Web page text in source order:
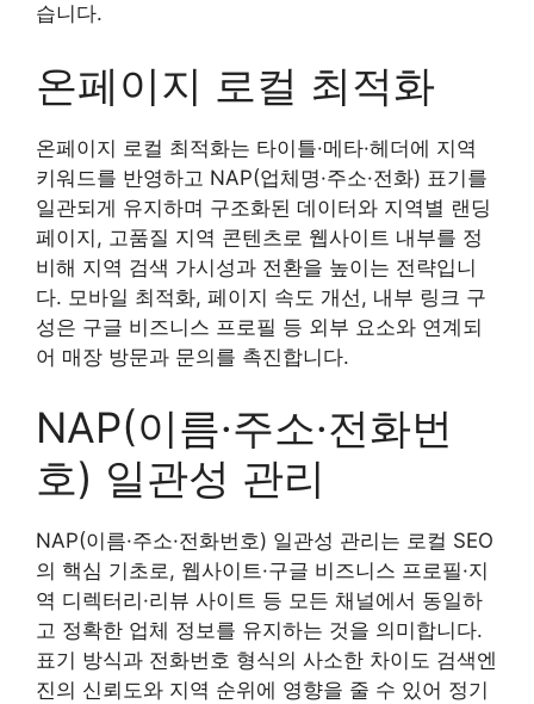
습니다.
온페이지 로컬 최적화
온페이지 로컬 최적화는 타이틀·메타·헤더에 지역
키워드를 반영하고 NAP(업체명·주소·전화) 표기를
일관되게 유지하며 구조화된 데이터와 지역별 랜딩
페이지, 고품질 지역 콘텐츠로 웹사이트 내부를 정
비해 지역 검색 가시성과 전환을 높이는 전략입니
다. 모바일 최적화, 페이지 속도 개선, 내부 링크 구
성은 구글 비즈니스 프로필 등 외부 요소와 연계되
어 매장 방문과 문의를 촉진합니다.
NAP(이름·주소·전화번
호) 일관성 관리
NAP(이름·주소·전화번호) 일관성 관리는 로컬 SEO
의 핵심 기초로, 웹사이트·구글 비즈니스 프로필·지
역 디렉터리·리뷰 사이트 등 모든 채널에서 동일하
고 정확한 업체 정보를 유지하는 것을 의미합니다.
표기 방식과 전화번호 형식의 사소한 차이도 검색엔
진의 신뢰도와 지역 순위에 영향을 줄 수 있어 정기